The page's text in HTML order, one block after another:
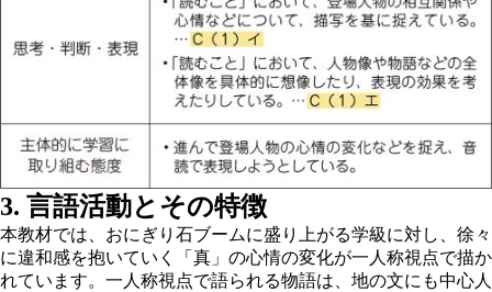
3. 言語活動とその特徴
本教材では、おにぎり石ブームに盛り上がる学級に対し、徐々
に違和感を抱いていく「真」の心情の変化が一人称視点で描か
れています。一人称視点で語られる物語は、地の文にも中心人